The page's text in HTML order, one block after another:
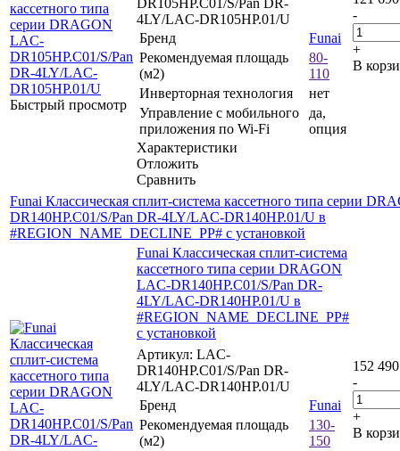
Быстрый просмотр
4LY/LAC-DR105HP.01/U
Бренд
Funai
Рекомендуемая площадь
(м2)
80-
110
Инверторная технология
нет
Управление c мобильного
приложения по Wi-Fi
да,
опция
Характеристики
Отложить
Сравнить
-
+
В
Funai Классическая сплит-система кассетного типа серии
DR140HP.C01/S/Pan DR-4LY/LAC-DR140HP.01/U в
#REGION_NAME_DECLINE_PP# с установкой
Funai Классическая сплит-система
кассетного типа серии DRAGON
LAC-DR140HP.C01/S/Pan DR-
4LY/LAC-DR140HP.01/U в
#REGION_NAME_DECLINE_PP#
с установкой
Артикул: LAC-
DR140HP.C01/S/Pan DR-
4LY/LAC-DR140HP.01/U
Бренд
Funai
Рекомендуемая площадь
(м2)
130-
150
152 490
-
+
В